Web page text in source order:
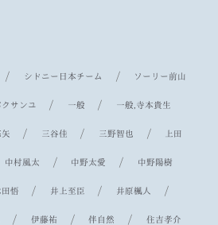
シドニー日本チーム / ソーリー前山
クサンユ / 一般 / 一般,寺本貴生
矢 / 三谷佳 / 三野智也 / 上田
中村風太 / 中野太愛 / 中野陽樹
田悟 / 井上至臣 / 井原楓人 /
/伊藤祐 /伴自然 / 住吉孝介